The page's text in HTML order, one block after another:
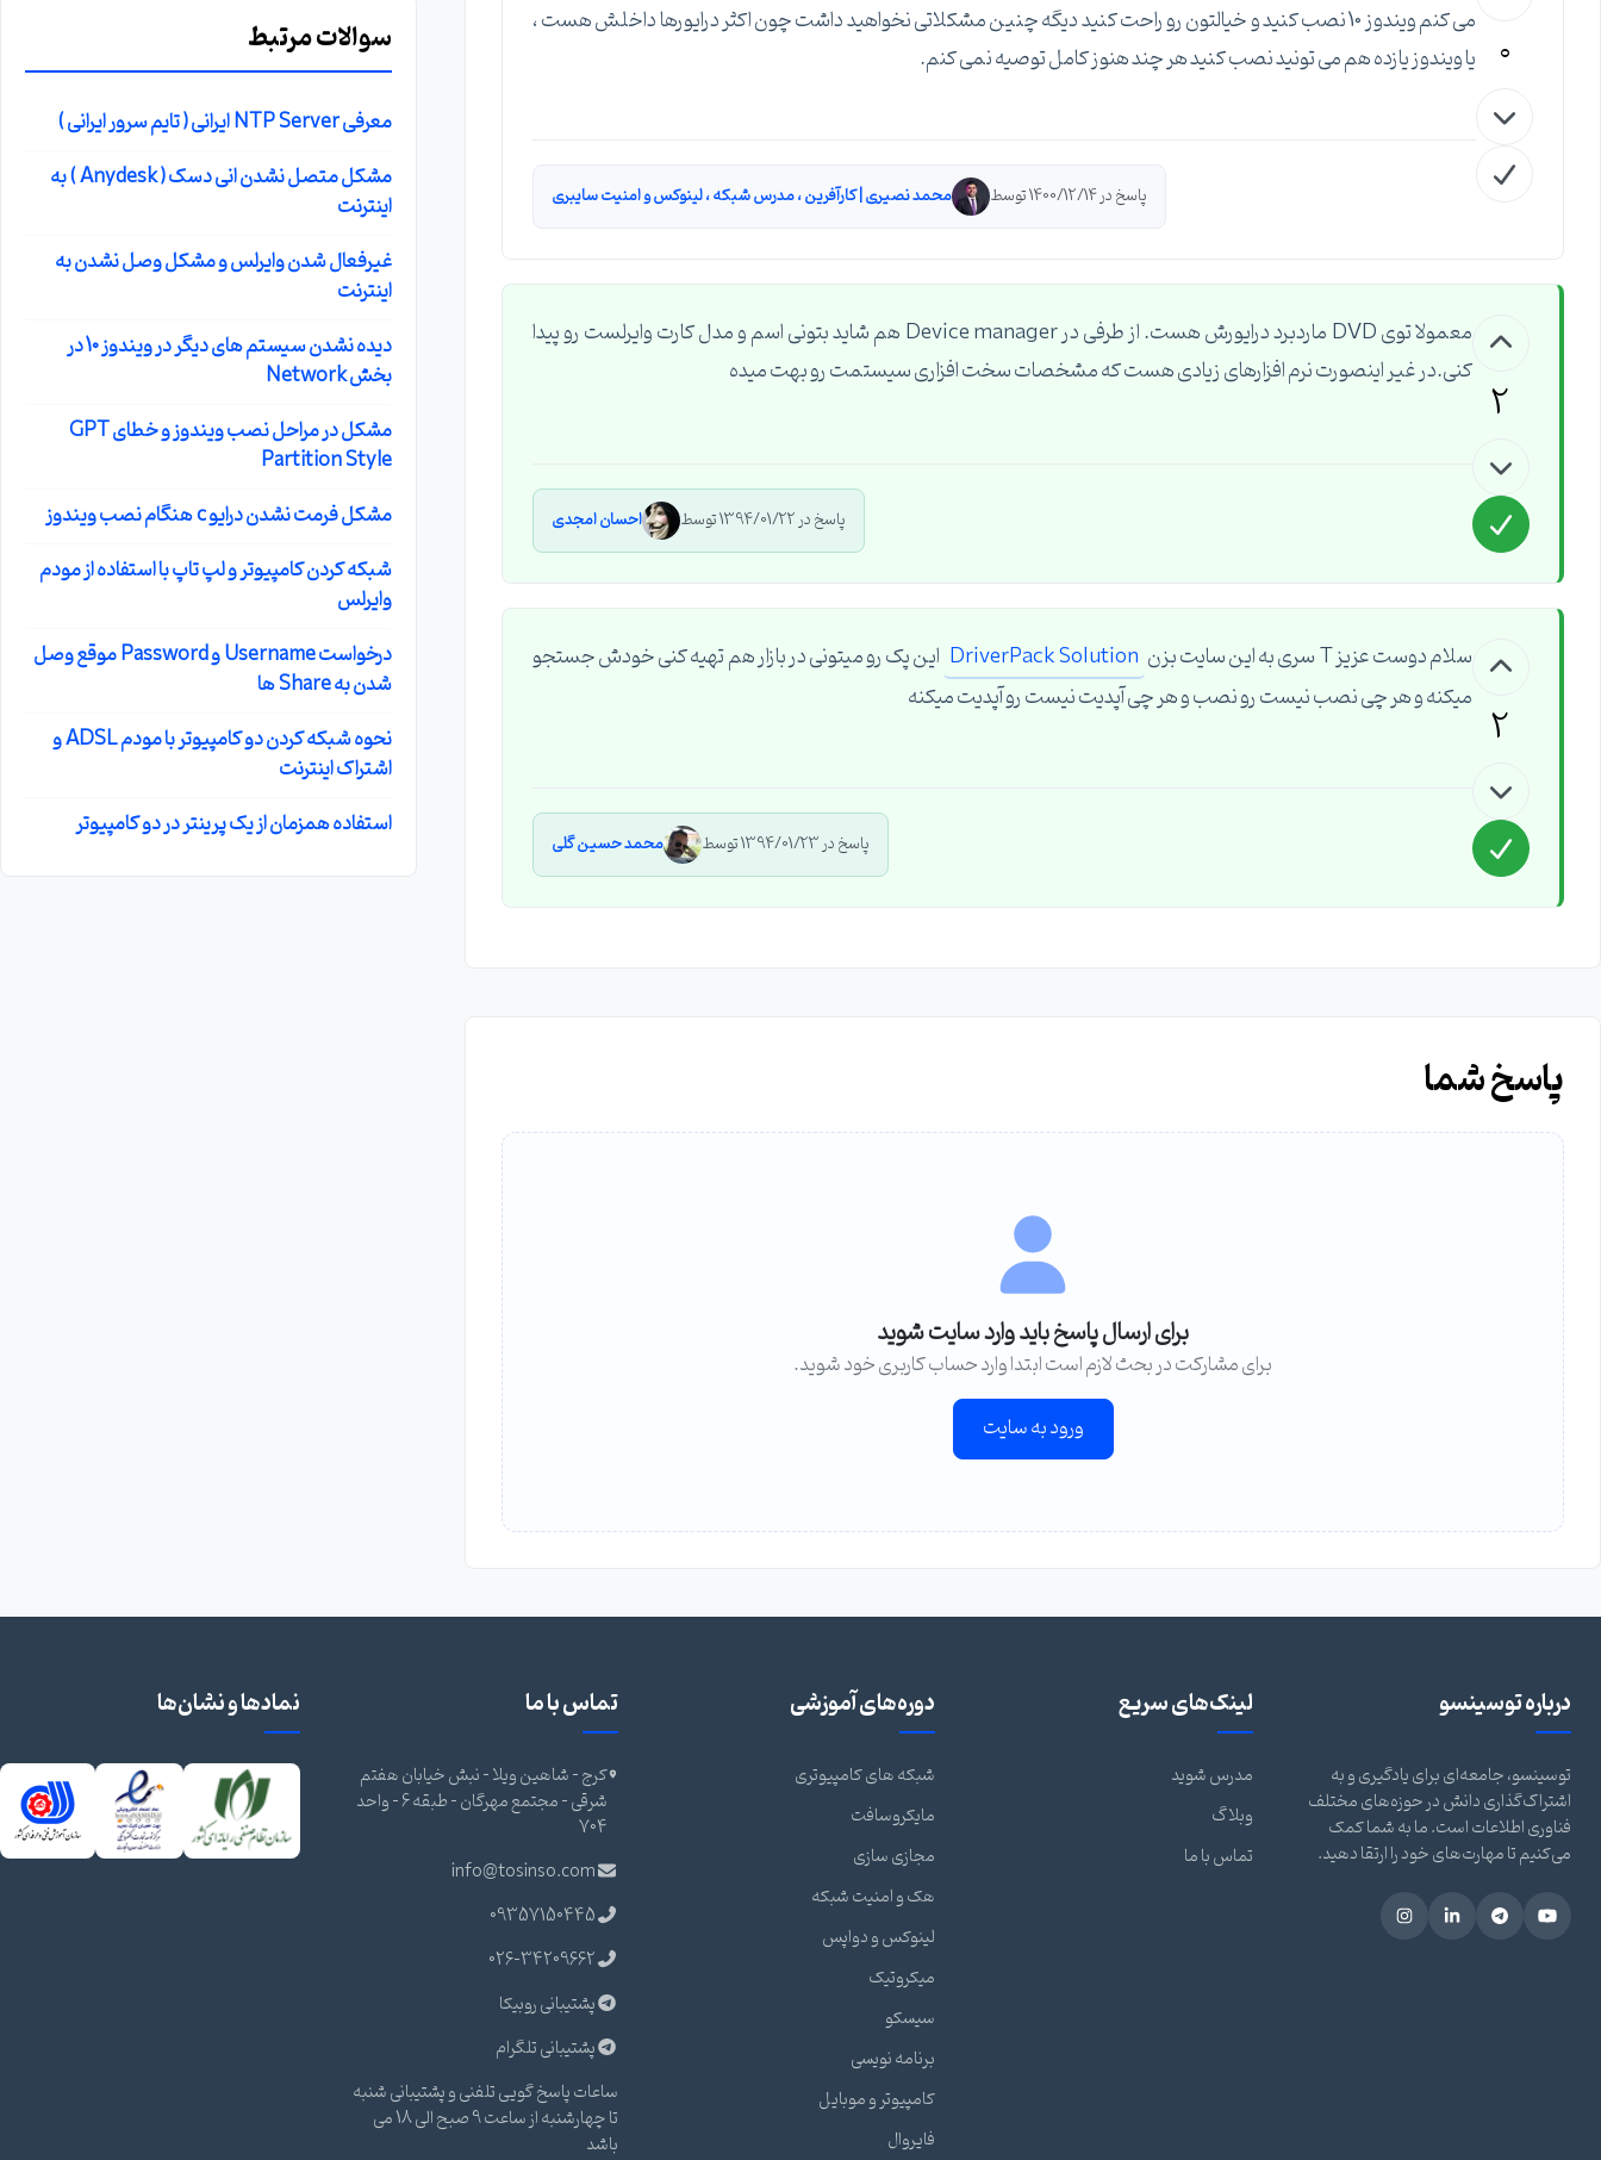
0
می کنم ویندوز 10 نصب کنید و خیالتون رو راحت کنید دیگه چنین مشکلاتی نخواهید داشت چون اکثر درایورها داخلش هست ،
یا ویندوز یازده هم می تونید نصب کنید هر چند هنوز کامل توصیه نمی کنم.
پاسخ در 1400/12/14 توسط محمد نصیری | کارآفرین ، مدرس شبکه ، لینوکس و امنیت سایبری
2
معمولا توی DVD ماردبرد درایورش هست. از طرفی در Device manager هم شاید بتونی اسم و مدل کارت وایرلست رو پیدا
کنی.در غیر اینصورت نرم افزارهای زیادی هست که مشخصات سخت افزاری سیستمت رو بهت میده
پاسخ در 1394/01/22 توسط احسان امجدی
2
سلام دوست عزیز T سری به این سایت بزن DriverPack Solution این پک رو میتونی در بازار هم تهیه کنی خودش جستجو
میکنه و هر چی نصب نیست رو نصب و هر چی آپدیت نیست رو آپدیت میکنه
پاسخ در 1394/01/23 توسط محمد حسین گلی
پاسخ شما
برای ارسال پاسخ باید وارد سایت شوید
برای مشارکت در بحث لازم است ابتدا وارد حساب کاربری خود شوید.
ورود به سایت
سوالات مرتبط
معرفی NTP Server ایرانی ( تایم سرور ایرانی )
مشکل متصل نشدن انی دسک ( Anydesk ) به
اینترنت
غیرفعال شدن وایرلس و مشکل وصل نشدن به
اینترنت
دیده نشدن سیستم های دیگر در ویندوز 10 در
بخش Network
مشکل در مراحل نصب ویندوز و خطای GPT
Partition Style
مشکل فرمت نشدن درایو c هنگام نصب ویندوز
شبکه کردن کامپیوتر و لپ تاپ با استفاده از مودم
وایرلس
درخواست Username و Password موقع وصل
شدن به Share ها
نحوه شبکه کردن دو کامپیوتر با مودم ADSL و
اشتراک اینترنت
استفاده همزمان از یک پرینتر در دو کامپیوتر
درباره توسینسو
توسینسو، جامعه‌ای برای یادگیری و به
اشتراک‌گذاری دانش در حوزه‌های مختلف
فناوری اطلاعات است. ما به شما کمک
می‌کنیم تا مهارت‌های خود را ارتقا دهید.
لینک‌های سریع
مدرس شوید
وبلاگ
تماس با ما
دوره‌های آموزشی
شبکه های کامپیوتری
مایکروسافت
مجازی سازی
هک و امنیت شبکه
لینوکس و دواپس
میکروتیک
سیسکو
برنامه نویسی
کامپیوتر و موبایل
فایروال
تماس با ما
کرج - شاهین ویلا - نبش خیابان هفتم
شرقی - مجتمع مهرگان - طبقه 6 - واحد
704
info@tosinso.com
09357150445
026-34209662
پشتیبانی روبیکا
پشتیبانی تلگرام
ساعات پاسخ گویی تلفنی و پشتیبانی شنبه
تا چهارشنبه از ساعت 9 صبح الی 18 می
باشد
نمادها و نشان‌ها